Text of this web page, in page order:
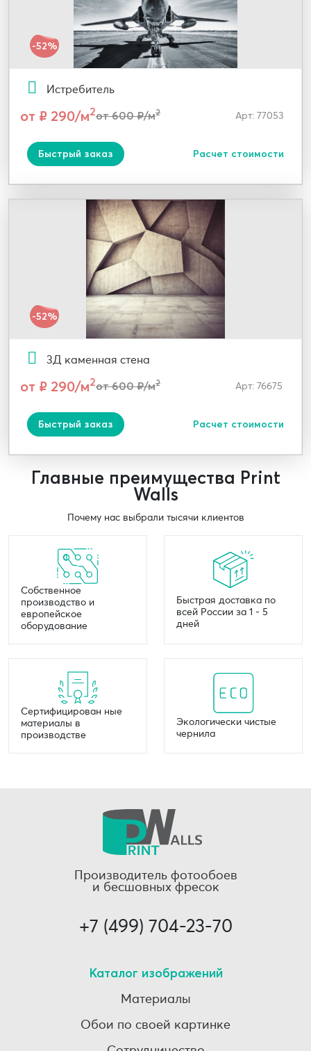
-52%
Истребитель
от ₽ 290/м2от 600 ₽/м2 Арт: 77053
Быстрый заказ Расчет стоимости
-52%
3Д каменная стена
от ₽ 290/м2от 600 ₽/м2 Арт: 76675
Быстрый заказ Расчет стоимости
Главные преимущества Print
Walls
Почему нас выбрали тысячи клиентов
Собственное
производство и
европейское
оборудование
Быстрая доставка по
всей России за 1 - 5
дней
Сертифицирован ные
материалы в
производстве
Экологически чистые
чернила
Производитель фотообоев
и бесшовных фресок
+7 (499) 704-23-70
Каталог изображений
Материалы
Обои по своей картинке